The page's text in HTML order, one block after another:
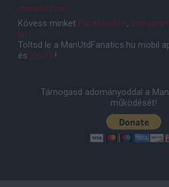
manutd.com
Kövess minket Facebookon,
is!
Töltsd le a ManUtdFanatics.hu mobil
és iOS-re!
Támogasd adományoddal a
működését!